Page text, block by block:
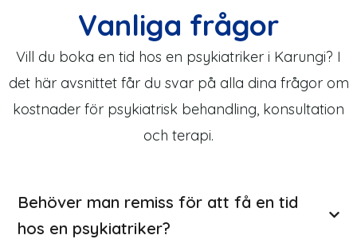
Vanliga frågor
Vill du boka en tid hos en psykiatriker i Karungi? I
det här avsnittet får du svar på alla dina frågor om
kostnader för psykiatrisk behandling, konsultation
och terapi.
Behöver man remiss för att få en tid
hos en psykiatriker?